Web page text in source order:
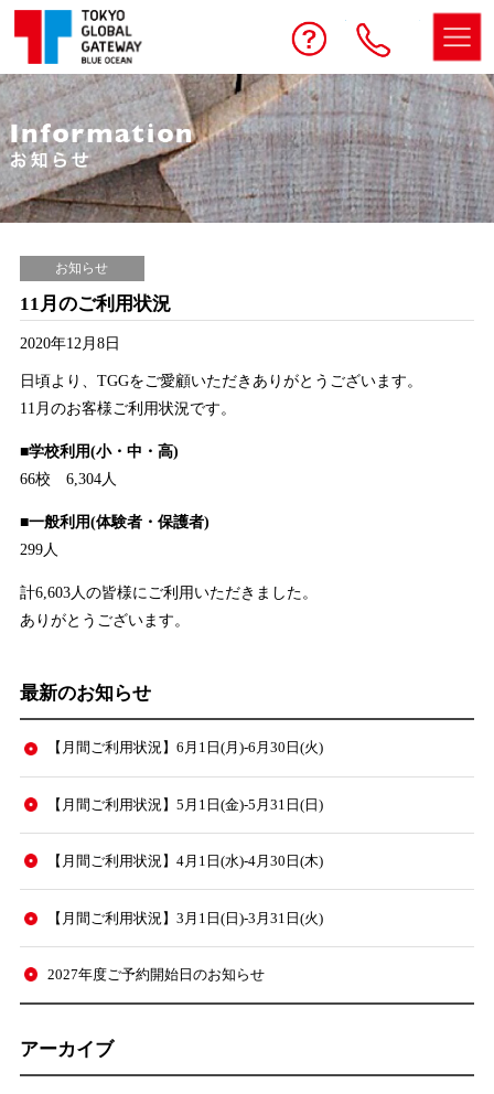
お問い合わせ電話
お知らせ
11月のご利用状況
2020年12月8日
日頃より、TGGをご愛顧いただきありがとうございます。
11月のお客様ご利用状況です。
■学校利用(小・中・高)
66校 6,304人
■一般利用(体験者・保護者)
299人
計6,603人の皆様にご利用いただきました。
ありがとうございます。
最新のお知らせ
【月間ご利用状況】6月1日(月)-6月30日(火)
【月間ご利用状況】5月1日(金)-5月31日(日)
【月間ご利用状況】4月1日(水)-4月30日(木)
【月間ご利用状況】3月1日(日)-3月31日(火)
2027年度ご予約開始日のお知らせ
アーカイブ